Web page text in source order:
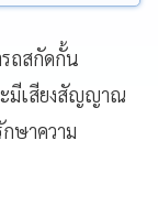
ถสกัดกั้น
มีเสียงสัญญาณ
ษาความ